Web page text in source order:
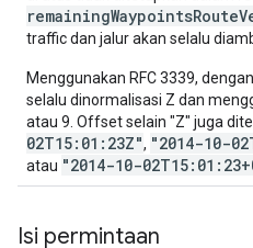
traffic dan jalur akan selalu
Menggunakan RFC 3339,
selalu dinormalisasi Z dan
atau 9. Offset selain "Z" juga
02T15:01:23Z", "2014-10-
atau "2014-10-
Isi permintaan